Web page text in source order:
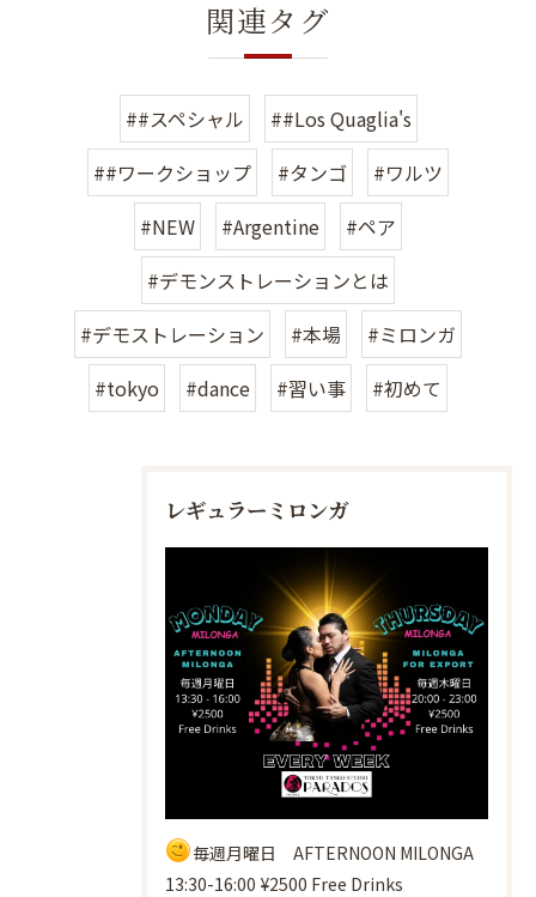
関連タグ
##スペシャル
##Los Quaglia's
##ワークショップ
#タンゴ
#ワルツ
#NEW
#Argentine
#ペア
#デモンストレーションとは
#デモストレーション
#本場
#ミロンガ
#tokyo
#dance #習い事 #初めて
レギュラーミロンガ
毎週月曜日 AFTERNOON MILONGA
13:30-16:00 ¥2500 Free Drinks